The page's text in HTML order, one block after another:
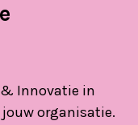
& Innovatie in
organisatie.